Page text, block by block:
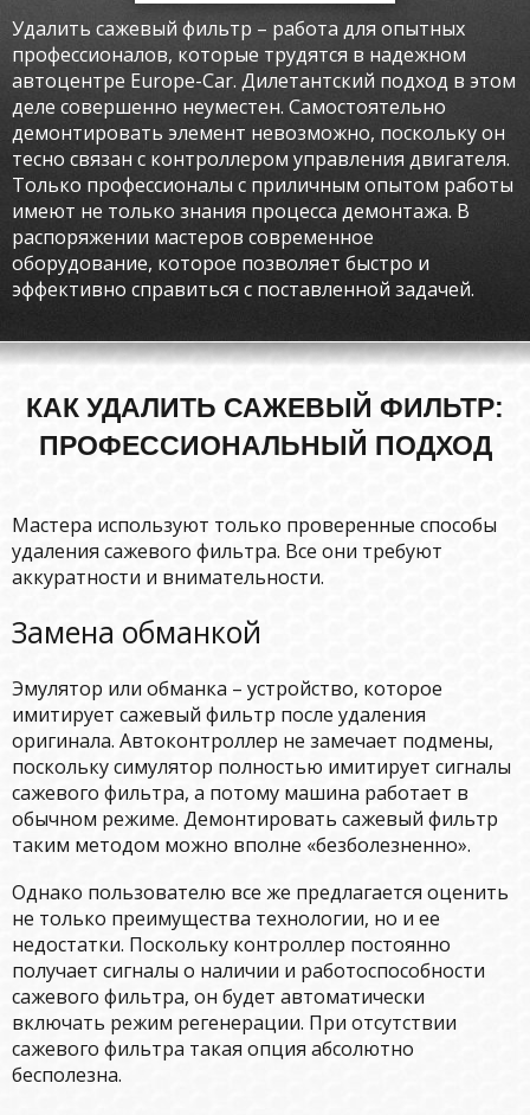
Удалить сажевый фильтр – работа для опытных
профессионалов, которые трудятся в надежном
автоцентре Europe-Car. Дилетантский подход в этом
деле совершенно неуместен. Самостоятельно
демонтировать элемент невозможно, поскольку он
тесно связан с контроллером управления двигателя.
Только профессионалы с приличным опытом работы
имеют не только знания процесса демонтажа. В
распоряжении мастеров современное
оборудование, которое позволяет быстро и
эффективно справиться с поставленной задачей.
КАК УДАЛИТЬ САЖЕВЫЙ ФИЛЬТР:
ПРОФЕССИОНАЛЬНЫЙ ПОДХОД
Мастера используют только проверенные способы
удаления сажевого фильтра. Все они требуют
аккуратности и внимательности.
Замена обманкой
Эмулятор или обманка – устройство, которое
имитирует сажевый фильтр после удаления
оригинала. Автоконтроллер не замечает подмены,
поскольку симулятор полностью имитирует сигналы
сажевого фильтра, а потому машина работает в
обычном режиме. Демонтировать сажевый фильтр
таким методом можно вполне «безболезненно».
Однако пользователю все же предлагается оценить
не только преимущества технологии, но и ее
недостатки. Поскольку контроллер постоянно
получает сигналы о наличии и работоспособности
сажевого фильтра, он будет автоматически
включать режим регенерации. При отсутствии
сажевого фильтра такая опция абсолютно
бесполезна.